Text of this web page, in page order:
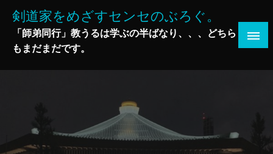
剣道家をめざすセンセのぶろぐ。
「師弟同行」教うるは学ぶの半ばなり、、、どちら
もまだまだです。